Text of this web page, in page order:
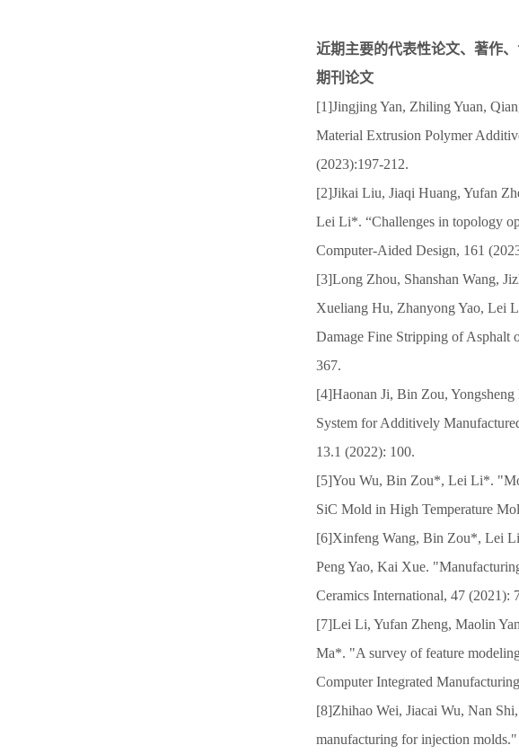
近期主要的代表性论文、著作、
期刊论文
[1]Jingjing Yan, Zhiling Yuan,
Material Extrusion Polymer
(2023):197-212.
[2]Jikai Liu, Jiaqi Huang, Yufan
Lei Li*. “Challenges in topology
Computer-Aided Design, 161
[3]Long Zhou, Shanshan Wang,
Xueliang Hu, Zhanyong Yao, Lei
Damage Fine Stripping of Asphalt
367.
[4]Haonan Ji, Bin Zou,
System for Additively
13.1 (2022): 100.
[5]You Wu, Bin Zou*, Lei Li*.
SiC Mold in High Temperature
[6]Xinfeng Wang, Bin Zou*, Lei
Peng Yao, Kai Xue.
Ceramics International, 47 (2021):
[7]Lei Li, Yufan Zheng, Maolin
Ma*. "A survey of feature
Computer Integrated
[8]Zhihao Wei, Jiacai Wu, Nan
manufacturing for injection